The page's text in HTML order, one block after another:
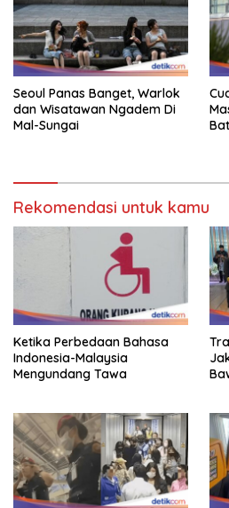
Seoul Panas Banget, Warlok
dan Wisatawan Ngadem Di
Mal-Sungai
Rekomendasi untuk kamu
Ketika Perbedaan Bahasa
Indonesia-Malaysia
Mengundang Tawa